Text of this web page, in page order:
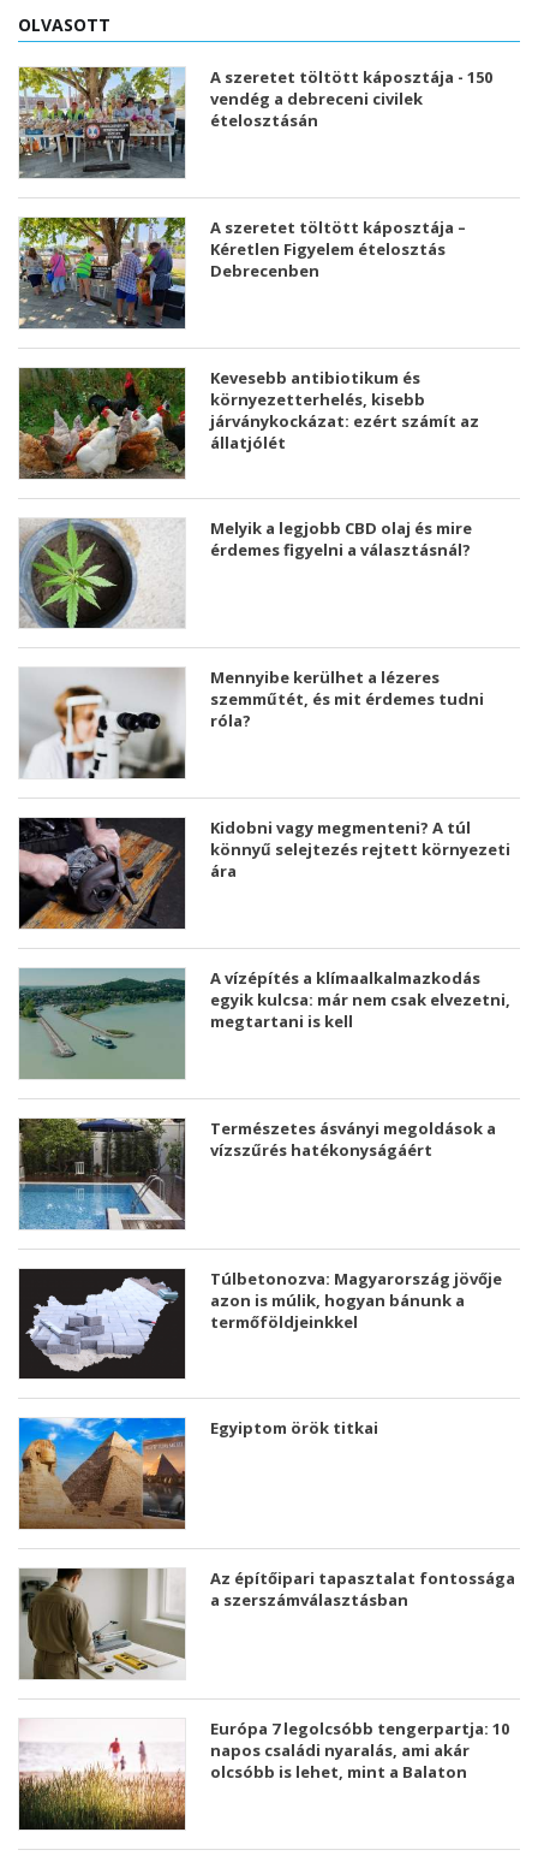
OLVASOTT
A szeretet töltött káposztája - 150
vendég a debreceni civilek
ételosztásán
A szeretet töltött káposztája –
Kéretlen Figyelem ételosztás
Debrecenben
Kevesebb antibiotikum és
környezetterhelés, kisebb
járványkockázat: ezért számít az
állatjólét
Melyik a legjobb CBD olaj és mire
érdemes figyelni a választásnál?
Mennyibe kerülhet a lézeres
szemműtét, és mit érdemes tudni
róla?
Kidobni vagy megmenteni? A túl
könnyű selejtezés rejtett környezeti
ára
A vízépítés a klímaalkalmazkodás
egyik kulcsa: már nem csak elvezetni,
megtartani is kell
Természetes ásványi megoldások a
vízszűrés hatékonyságáért
Túlbetonozva: Magyarország jövője
azon is múlik, hogyan bánunk a
termőföldjeinkkel
Egyiptom örök titkai
Az építőipari tapasztalat fontossága
a szerszámválasztásban
Európa 7 legolcsóbb tengerpartja: 10
napos családi nyaralás, ami akár
olcsóbb is lehet, mint a Balaton